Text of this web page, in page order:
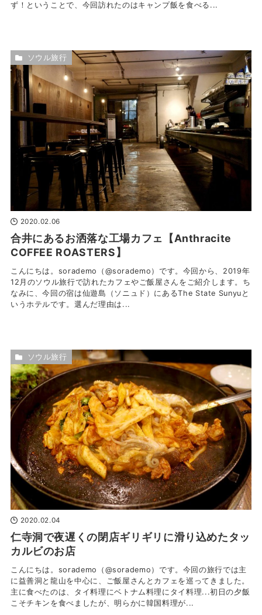
ず！ということで、今回訪れたのはキャンプ飯を食べる...
2020.02.06
合井にあるお洒落な工場カフェ【Anthracite
COFFEE ROASTERS】
こんにちは。sorademo（@sorademo）です。今回から、2019年
12月のソウル旅行で訪れたカフェやご飯屋さんをご紹介します。ち
なみに、今回の宿は仙遊島（ソニュド）にあるThe State Sunyuと
いうホテルです。選んだ理由は...
ソウル旅行
2020.02.04
仁寺洞で夜遅くの閉店ギリギリに滑り込めたタッ
カルビのお店
こんにちは。sorademo（@sorademo）です。今回の旅行では主
に益善洞と龍山を中心に、ご飯屋さんとカフェを巡ってきました。
主に食べたのは、タイ料理にベトナム料理にタイ料理...初日の夕飯
こそチキンを食べましたが、明らかに韓国料理が...
ソウル旅行